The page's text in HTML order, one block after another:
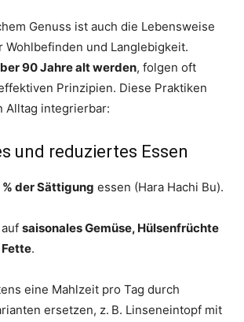
Genuss ist auch die Lebensweise
Wohlbefinden und Langlebigkeit.
90 Jahre alt werden, folgen oft
Prinzipien. Diese Praktiken
Alltag integrierbar:
und reduziertes Essen
der Sättigung essen (Hara Hachi Bu).
saisonales Gemüse, Hülsenfrüchte
.
eine Mahlzeit pro Tag durch
ersetzen, z. B. Linseneintopf mit